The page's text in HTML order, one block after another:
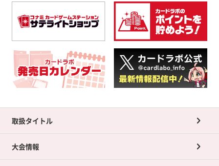
取扱タイトル
大会情報